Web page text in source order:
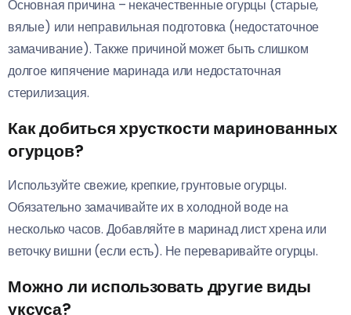
Основная причина – некачественные огурцы (старые,
вялые) или неправильная подготовка (недостаточное
замачивание). Также причиной может быть слишком
долгое кипячение маринада или недостаточная
стерилизация.
Как добиться хрусткости маринованных
огурцов?
Используйте свежие, крепкие, грунтовые огурцы.
Обязательно замачивайте их в холодной воде на
несколько часов. Добавляйте в маринад лист хрена или
веточку вишни (если есть). Не переваривайте огурцы.
Можно ли использовать другие виды
уксуса?